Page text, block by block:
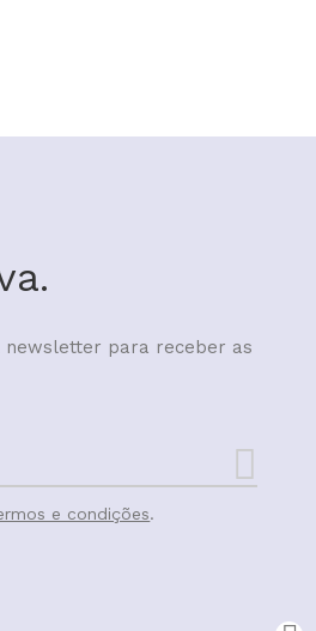
newsletter para receber as
e condições.